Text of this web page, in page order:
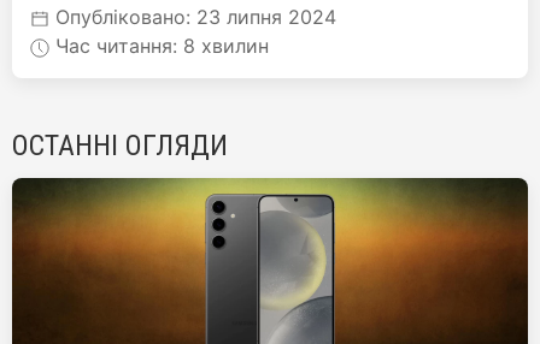
Опубліковано: 23 липня 2024
Час читання: 8 хвилин
ОСТАННІ ОГЛЯДИ